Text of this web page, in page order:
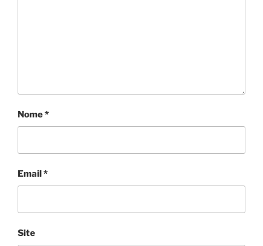
Nome*
Email*
Site